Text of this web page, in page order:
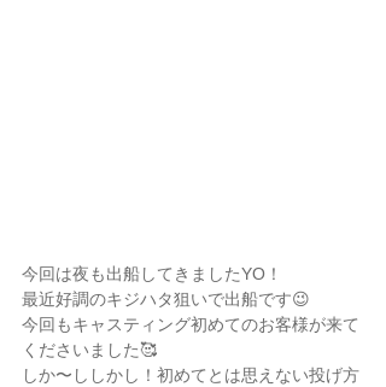
今回は夜も出船してきましたYO！
最近好調のキジハタ狙いで出船です😉
今回もキャスティング初めてのお客様が来て
くださいました🥰
しか〜ししかし！初めてとは思えない投げ方